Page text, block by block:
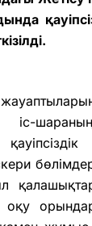
шараның
оқу